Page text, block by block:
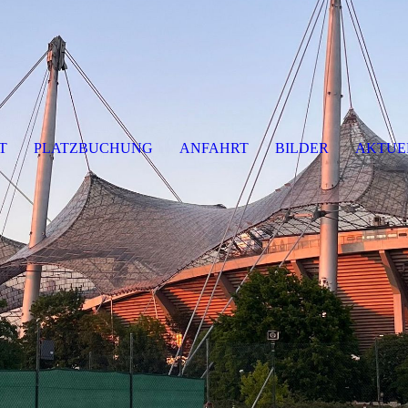
PLATZBUCHUNG ANFAHRT BILDER